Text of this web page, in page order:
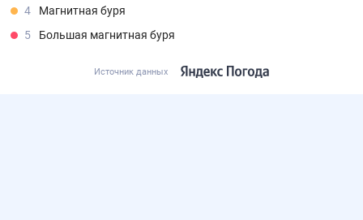
4
Магнитная буря
5
Большая магнитная буря
Источник данных